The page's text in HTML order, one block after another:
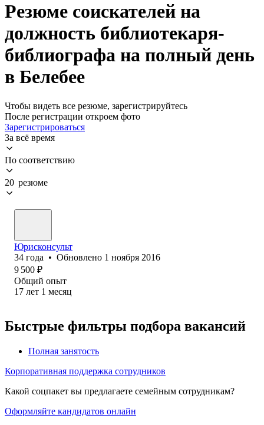
Резюме соискателей на
должность библиотекаря-
библиографа на полный день
в Белебее
Чтобы видеть все резюме, зарегистрируйтесь
После регистрации откроем фото
Зарегистрироваться
За всё время
По соответствию
20 резюме
Юрисконсульт
34 года • Обновлено 1 ноября 2016
9 500 ₽
Общий опыт
17 лет 1 месяц
Быстрые фильтры подбора вакансий
Полная занятость
Корпоративная поддержка сотрудников
Какой соцпакет вы предлагаете семейным сотрудникам?
Оформляйте кандидатов онлайн